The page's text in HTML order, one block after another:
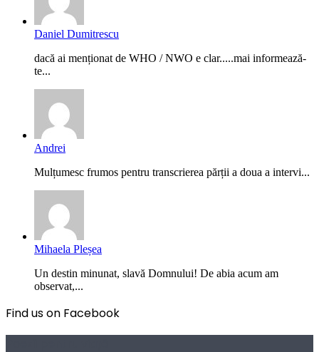
Daniel Dumitrescu
dacă ai menționat de WHO / NWO e clar.....mai informează-
te...
Andrei
Mulțumesc frumos pentru transcrierea părții a doua a intervi...
Mihaela Pleșea
Un destin minunat, slavă Domnului! De abia acum am
observat,...
Find us on Facebook